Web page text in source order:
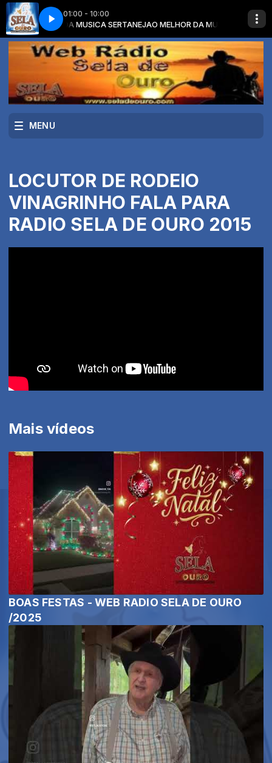
01:00 - 10:00
O MELHOR DA MUSICA SERTANEJAO MELHOR DA MUSICA
SUCESSO VINHET 2019 - FORMULA SUCESSO
MENU
LOCUTOR DE RODEIO
VINAGRINHO FALA PARA
RADIO SELA DE OURO 2015
Mais vídeos
BOAS FESTAS - WEB RADIO SELA DE OURO
/2025